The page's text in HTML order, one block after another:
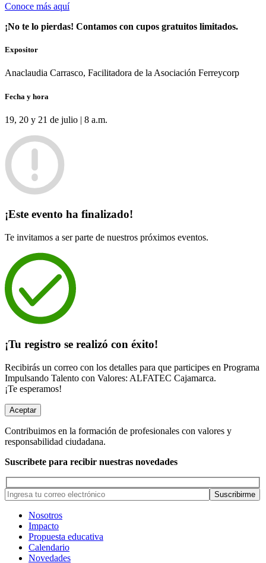
Conoce más aquí
¡No te lo pierdas! Contamos con cupos gratuitos limitados.
Expositor
Anaclaudia Carrasco, Facilitadora de la Asociación Ferreycorp
Fecha y hora
19, 20 y 21 de julio | 8 a.m.
¡Este evento ha finalizado!
Te invitamos a ser parte de nuestros próximos eventos.
¡Tu registro se realizó con éxito!
Recibirás un correo con los detalles para que participes en Programa
Impulsando Talento con Valores: ALFATEC Cajamarca.
¡Te esperamos!
Aceptar
Contribuimos en la formación de profesionales con valores y
responsabilidad ciudadana.
Suscribete para recibir nuestras novedades
Nosotros
Impacto
Propuesta educativa
Calendario
Novedades